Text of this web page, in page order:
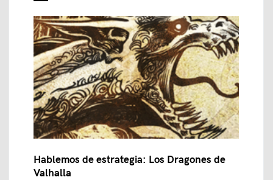
Hablemos de estrategia: Los Dragones de
Valhalla